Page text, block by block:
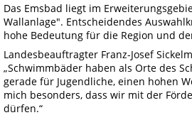
Das Emsbad liegt im
Wallanlage". Entscheidendes
hohe Bedeutung für die Region und
Landesbeauftragter Franz-Josef
„Schwimmbäder haben als Orte des
gerade für Jugendliche, einen hohen
mich besonders, dass wir mit der
dürfen.“